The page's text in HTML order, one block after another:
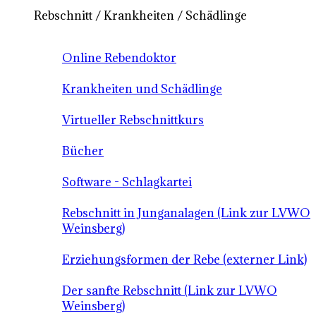
Rebschnitt / Krankheiten / Schädlinge
Online Rebendoktor
Krankheiten und Schädlinge
Virtueller Rebschnittkurs
Bücher
Software - Schlagkartei
Rebschnitt in Junganalagen (Link zur LVWO
Weinsberg)
Erziehungsformen der Rebe (externer Link)
Der sanfte Rebschnitt (Link zur LVWO
Weinsberg)